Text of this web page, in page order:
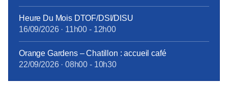
Heure Du Mois DTOF/DSI/DISU
16/09/2026· 11h00 - 12h00
Orange Gardens – Chatillon : accueil café
22/09/2026· 08h00 - 10h30